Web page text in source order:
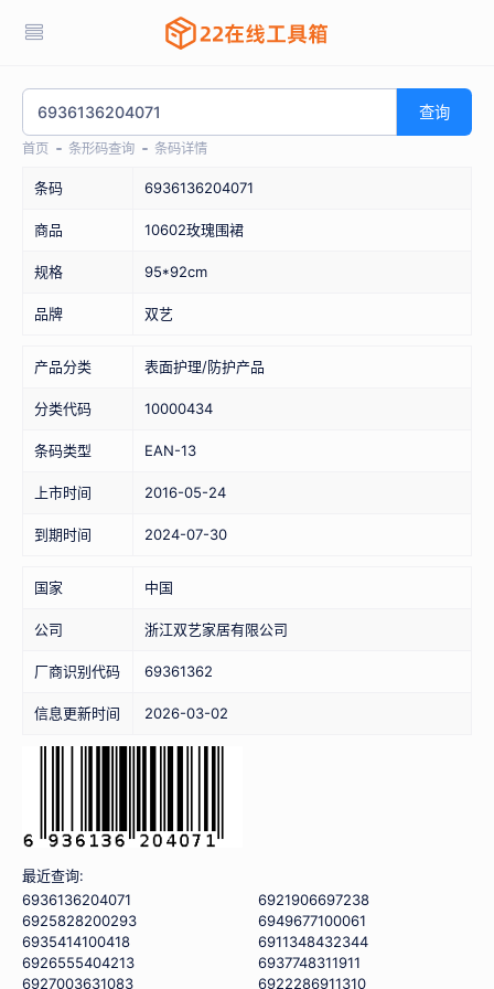
查询
首页 条形码查询 条码详情
条码 6936136204071
商品 10602玫瑰围裙
规格 95*92cm
品牌 双艺
产品分类 表面护理/防护产品
分类代码 10000434
条码类型 EAN-13
上市时间 2016-05-24
到期时间 2024-07-30
国家 中国
公司 浙江双艺家居有限公司
厂商识别代码 69361362
信息更新时间 2026-03-02
最近查询:
6936136204071
6921906697238
6925828200293
6949677100061
6935414100418
6911348432344
6926555404213
6937748311911
6927003631083
6922286911310